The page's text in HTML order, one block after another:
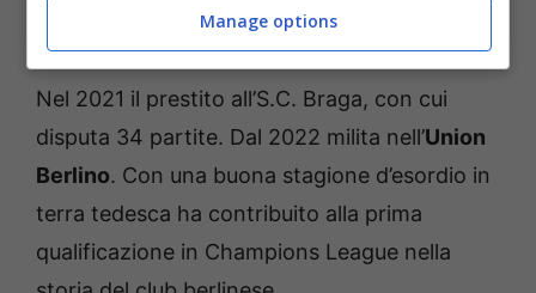
Coppe Bologna Sport News (Photo by Maja Hitij/Getty
Images via OneFootball)
Nel 2021 il prestito all’S.C. Braga, con cui
disputa 34 partite. Dal 2022 milita nell’Union
Berlino. Con una buona stagione d’esordio in
terra tedesca ha contribuito alla prima
qualificazione in Champions League nella
Manage options